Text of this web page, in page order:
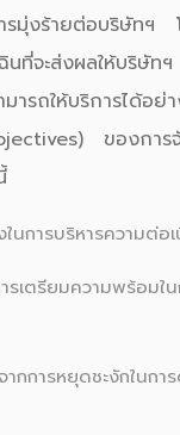
มุ่งร้ายต่อบริษัทฯ
นที่จะส่งผลให้บริษัท
รถให้บริการได้
ของการจั
ในการบริหารความต่อ
รเตรียมความพร้อมใ
กการหยุดชะงักในกา